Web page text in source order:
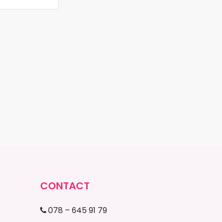
CONTACT
078 – 645 91 79